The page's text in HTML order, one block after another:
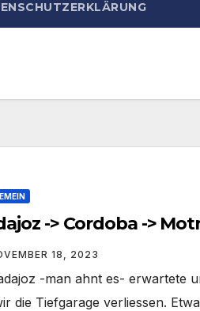
-> Cordoba ->
18, 2023
-man ahnt es- erwartete
die Tiefgarage verliessen.